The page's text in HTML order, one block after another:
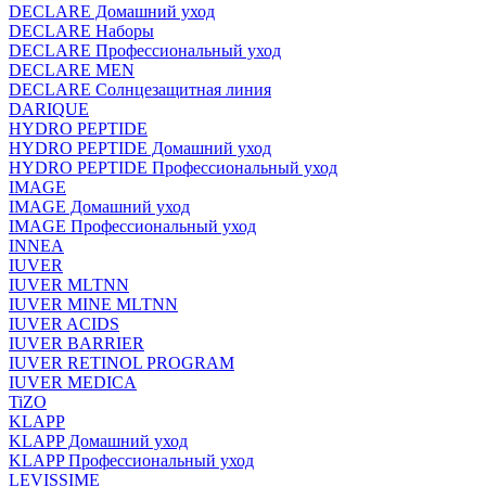
DECLARE Домашний уход
DECLARE Наборы
DECLARE Профессиональный уход
DECLARE MEN
DECLARE Солнцезащитная линия
DARIQUE
HYDRO PEPTIDE
HYDRO PEPTIDE Домашний уход
HYDRO PEPTIDE Профессиональный уход
IMAGE
IMAGE Домашний уход
IMAGE Профессиональный уход
INNEA
IUVER
IUVER MLTNN
IUVER MINE MLTNN
IUVER ACIDS
IUVER BARRIER
IUVER RETINOL PROGRAM
IUVER MEDICA
TiZO
KLAPP
KLAPP Домашний уход
KLAPP Профессиональный уход
LEVISSIME